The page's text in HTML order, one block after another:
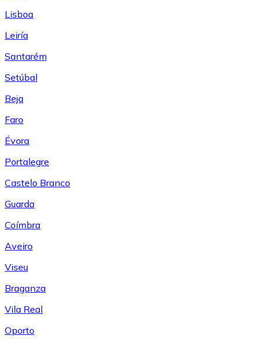
Lisboa
Leiría
Santarém
Setúbal
Beja
Faro
Évora
Portalegre
Castelo Branco
Guarda
Coímbra
Aveiro
Viseu
Braganza
Vila Real
Oporto